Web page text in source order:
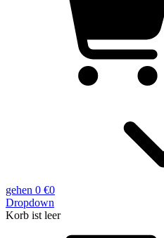
gehen 0 €0
Dropdown
Korb ist leer